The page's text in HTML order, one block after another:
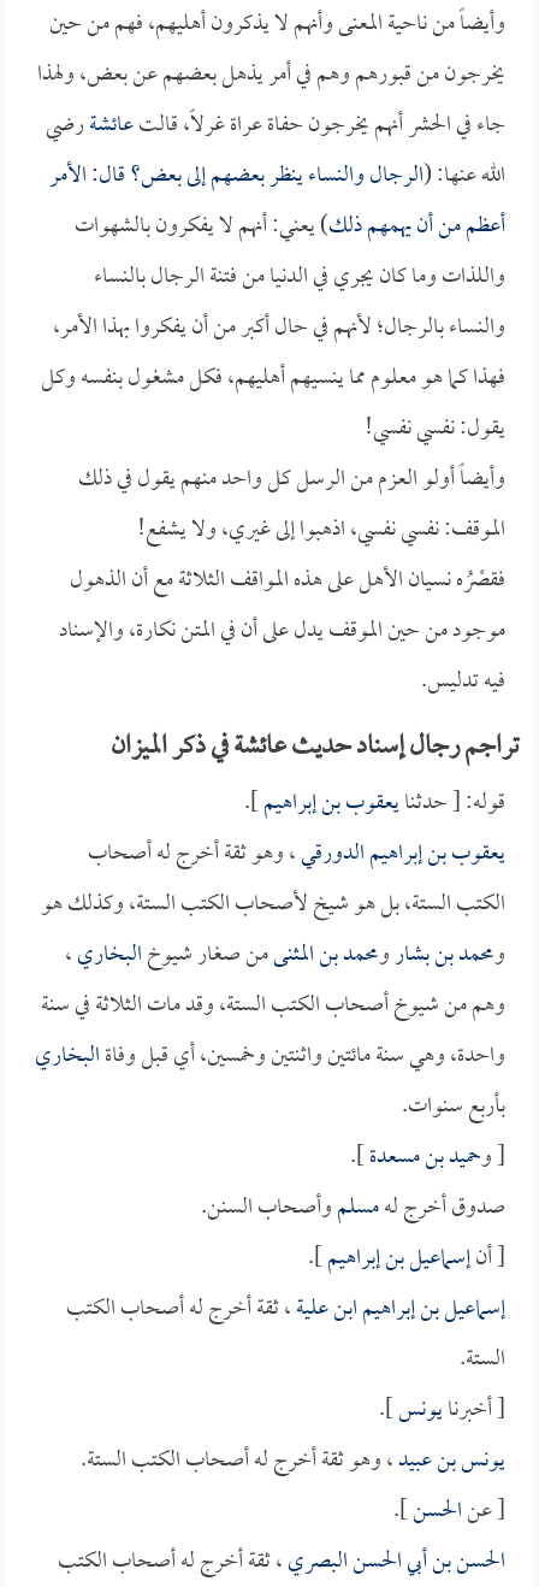
وأيضاً من ناحية المعنى وأنهم لا يذكرون أهليهم، فهم من حين
يخرجون من قبورهم وهم في أمر يذهل بعضهم عن بعض، ولهذا
جاء في الحشر أنهم يخرجون حفاة عراة غرلاً، قالتعائشةرضي
الله عنها: (الرجال والنساء ينظر بعضهم إلى بعض؟ قال: الأمر
أعظم من أن يهمهم ذلك) يعني: أنهم لا يفكرون بالشهوات
واللذات وما كان يجري في الدنيا من فتنة الرجال بالنساء
والنساء بالرجال؛ لأنهم في حال أكبر من أن يفكروا بهذا الأمر،
فهذا كما هو معلوم مما ينسيهم أهليهم، فكل مشغول بنفسه وكل
يقول: نفسي نفسي!
وأيضاً أولو العزم من الرسل كل واحد منهم يقول في ذلك
الموقف: نفسي نفسي، اذهبوا إلى غيري، ولا يشفع!
فقصْرُه نسيان الأهل على هذه المواقف الثلاثة مع أن الذهول
موجود من حين الموقف يدل على أن في المتن نكارة، والإسناد
فيه تدليس.
تراجم رجال إسناد حديث عائشة في ذكر الميزان
قوله: [ حدثنايعقوب بن إبراهيم].
يعقوب بن إبراهيم الدورقي، وهو ثقة أخرج له أصحاب
الكتب الستة، بل هو شيخ لأصحاب الكتب الستة، وكذلك هو
ومحمد بن بشارومحمد بن المثنىمن صغار شيوخالبخاري،
وهم من شيوخ أصحاب الكتب الستة، وقد مات الثلاثة في سنة
واحدة، وهي سنة مائتين واثنتين وخمسين، أي قبل وفاةالبخاري
بأربع سنوات.
[ وحميد بن مسعدة].
صدوق أخرج لهمسلموأصحاب السنن.
[ أنإسماعيل بن إبراهيم].
إسماعيل بن إبراهيم ابن علية، ثقة أخرج له أصحاب الكتب
الستة.
[ أخبرنايونس].
يونس بن عبيد، وهو ثقة أخرج له أصحاب الكتب الستة.
[ عنالحسن].
الحسن بن أبي الحسن البصري، ثقة أخرج له أصحاب الكتب